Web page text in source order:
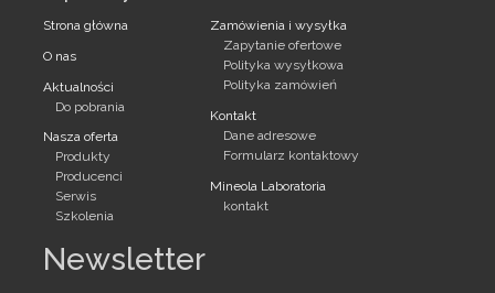
Strona główna
O nas
Aktualności
Do pobrania
Nasza oferta
Produkty
Producenci
Serwis
Szkolenia
Zamówienia i wysyłka
Zapytanie ofertowe
Polityka wysyłkowa
Polityka zamówień
Kontakt
Dane adresowe
Formularz kontaktowy
Mineola Laboratoria
kontakt
Newsletter